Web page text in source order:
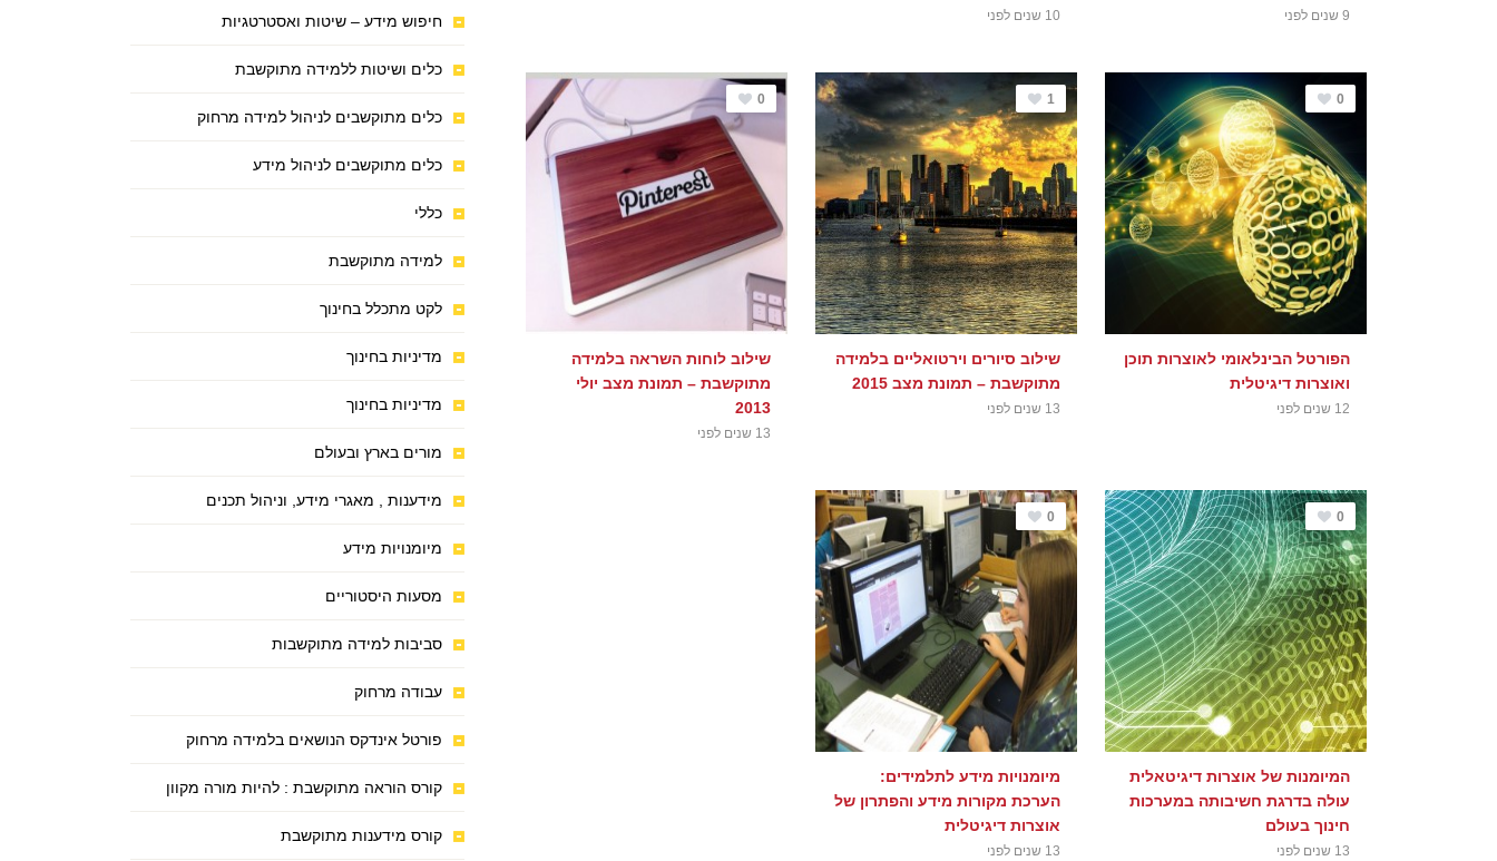
9 שנים לפני 10 שנים לפני
0
הפורטל הבינלאומי לאוצרות תוכן
ואוצרות דיגיטלית
12 שנים לפני
1
שילוב סיורים וירטואליים בלמידה
מתוקשבת – תמונת מצב 2015
13 שנים לפני
0
שילוב לוחות השראה בלמידה
מתוקשבת – תמונת מצב יולי
2013
13 שנים לפני
0
המיומנות של אוצרות דיגיטאלית
עולה בדרגת חשיבותה במערכות
חינוך בעולם
13 שנים לפני
0
מיומנויות מידע לתלמידים:
הערכת מקורות מידע והפתרון של
אוצרות דיגיטלית
13 שנים לפני
חיפוש מידע – שיטות ואסטרטגיות
כלים ושיטות ללמידה מתוקשבת
כלים מתוקשבים לניהול למידה מרחוק
כלים מתוקשבים לניהול מידע
כללי
למידה מתוקשבת
לקט מתכלל בחינוך
מדיניות בחינוך
מדיניות בחינוך
מורים בארץ ובעולם
מידענות , מאגרי מידע, וניהול תכנים
מיומנויות מידע
מסעות היסטוריים
סביבות למידה מתוקשבות
עבודה מרחוק
פורטל אינדקס הנושאים בלמידה מרחוק
קורס הוראה מתוקשבת : להיות מורה מקוון
קורס מידענות מתוקשבת